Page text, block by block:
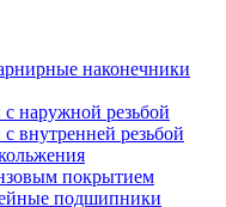
наконечники
наружной резьбой
внутренней резьбой
покрытием
подшипники